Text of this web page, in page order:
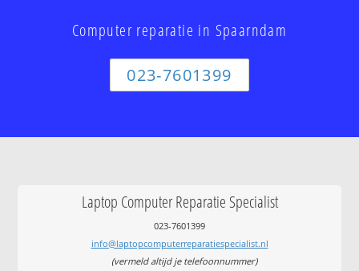
Computer reparatie in Spaarndam
023-7601399
Laptop Computer Reparatie Specialist
023-7601399
info@laptopcomputerreparatiespecialist.nl
(vermeld altijd je telefoonnummer)